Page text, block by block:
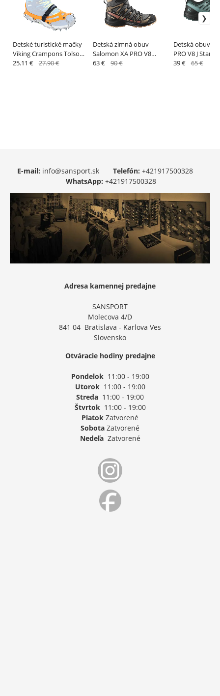
Detské turistické mačky
Viking Crampons Tolso
Kids Orange
25.11 € 27.90 €
Detská zimná obuv
Salomon XA PRO V8
WINTER CSWP J Pewter /
63 € 90 €
Detská obuv
PRO V8 J
39 € 65 €
E-mail: info@sansport.sk Telefón: +421917500328
WhatsApp: +421917500328
Adresa kamennej predajne
SANSPORT
Molecova 4/D
841 04 Bratislava - Karlova Ves
Slovensko
Otváracie hodiny predajne
Pondelok11:00 - 19:00
Utorok11:00 - 19:00
Streda 11:00 - 19:00
Štvrtok11:00 - 19:00
Piatok Zatvorené
Sobota Zatvorené
NedeľaZatvorené